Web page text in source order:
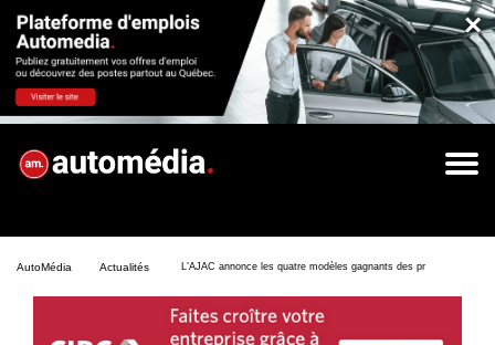
×
AutoMédia Actualités L’AJAC annonce les quatre modèles gagnants des prix de la